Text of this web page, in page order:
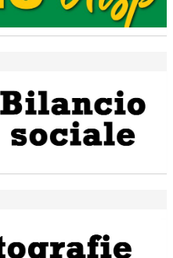
le nostre specificità"